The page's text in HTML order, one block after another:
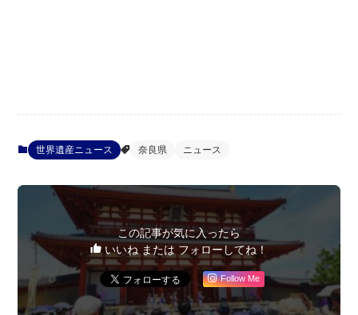
世界遺産ニュース 奈良県 ニュース
この記事が気に入ったら
いいね または フォローしてね！
Follow Me